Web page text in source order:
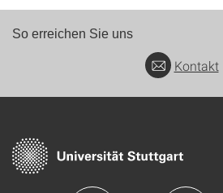
So erreichen Sie uns
Kontakt